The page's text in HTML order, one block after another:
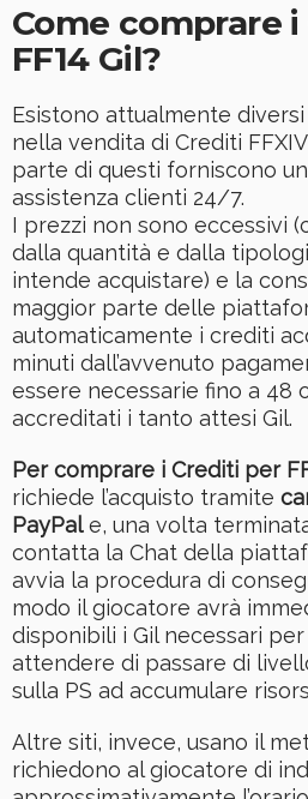
Come comprare
FF14 Gil?
Esistono attualmente
nella vendita di Crediti
parte di questi forniscono
assistenza clienti 24/7.
I prezzi non sono eccessivi
dalla quantità e dalla
intende acquistare) e la
maggior parte delle
automaticamente i crediti
minuti dall’avvenuto
essere necessarie fino a 48
accreditati i tanto attesi Gil.
Per comprare i Crediti per
richiede l’acquisto tramite
PayPale, una volta
contatta la Chat della
avvia la procedura di
modo il giocatore avrà
disponibili i Gil necessari
attendere di passare di
sulla PS ad accumulare
Altre siti, invece, usano il
richiedono al giocatore di